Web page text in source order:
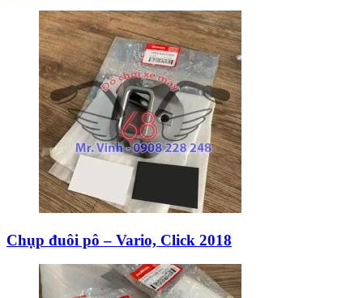
Chụp đuôi pô – Vario, Click 2018